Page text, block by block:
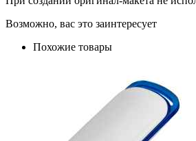
Возможно, вас это заинтересует
Похожие товары